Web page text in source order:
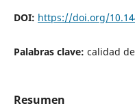
DOI: https://doi.org/
Palabras clave: calidad
Resumen